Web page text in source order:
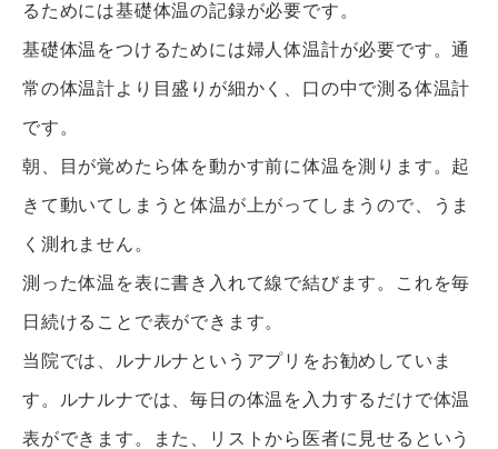
るためには基礎体温の記録が必要です。
基礎体温をつけるためには婦人体温計が必要です。通
常の体温計より目盛りが細かく、口の中で測る体温計
です。
朝、目が覚めたら体を動かす前に体温を測ります。 起
きて動いてしまうと体温が上がってしまうので、 うま
く測れません。
測った体温を表に書き入れて線で結びます。 これを毎
日続けることで表ができます。
当院では、ルナルナというアプリをお勧めしていま
す。 ルナルナでは、毎日の体温を入力するだけで体温
表ができます。 また、リストから医者に見せるという